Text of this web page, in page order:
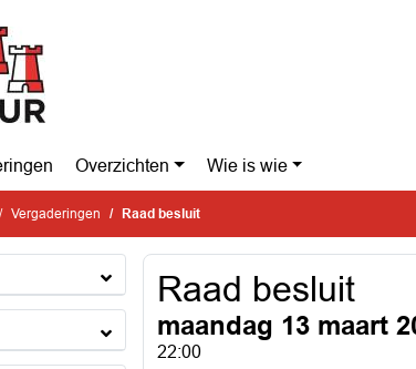
Overzichten Wie is wie
Vergaderingen Raad besluit
Raad besluit
maandag 13 maart
22:00